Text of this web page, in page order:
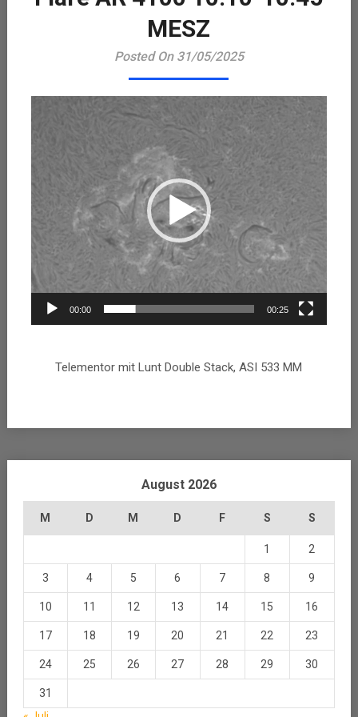
MESZ
Posted On 31/05/2025
00:00 00:25
Telementor mit Lunt Double Stack, ASI 533 MM
August 2026
M D M D F S S
1 2
3 4 5 6 7 8 9
10 11 12 13 14 15 16
17 18 19 20 21 22 23
24 25 26 27 28 29 30
31